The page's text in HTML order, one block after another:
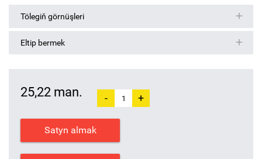
Tölegiň görnüşleri
Eltip bermek
25,22 man. - +
Satyn almak